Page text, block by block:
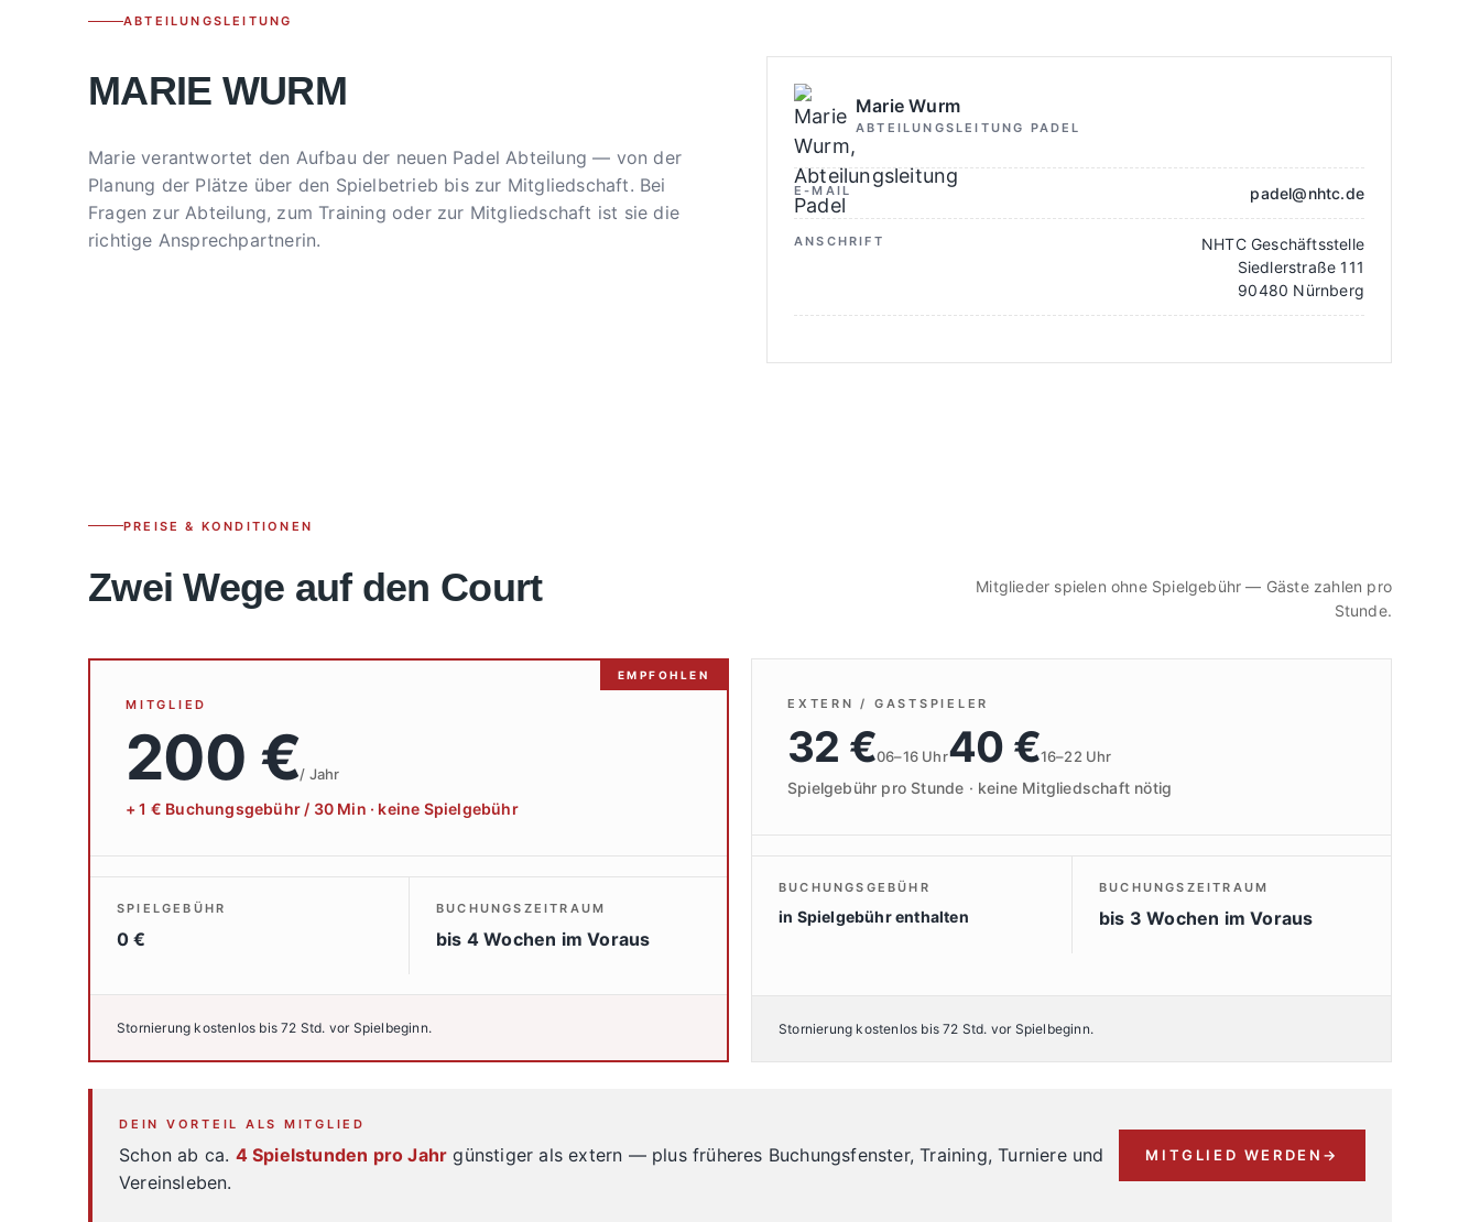
ABTEILUNGSLEITUNG
MARIE WURM
Marie verantwortet den Aufbau der neuen Padel Abteilung — von der
Planung der Plätze über den Spielbetrieb bis zur Mitgliedschaft. Bei
Fragen zur Abteilung, zum Training oder zur Mitgliedschaft ist sie die
richtige Ansprechpartnerin.
Marie Wurm
ABTEILUNGSLEITUNG PADEL
E-MAIL padel@nhtc.de
ANSCHRIFT
NHTC Geschäftsstelle
Siedlerstraße 111
90480 Nürnberg
PREISE & KONDITIONEN
Zwei Wege auf den Court
Mitglieder spielen ohne Spielgebühr — Gäste zahlen pro
Stunde.
EMPFOHLEN
MITGLIED
200 €/ Jahr
+ 1 € Buchungsgebühr / 30 Min · keine Spielgebühr
SPIELGEBÜHR
0 €
BUCHUNGSZEITRAUM
bis 4 Wochen im Voraus
Stornierung kostenlos bis 72 Std. vor Spielbeginn.
EXTERN / GASTSPIELER
32 €06–16 Uhr40 €16–22 Uhr
Spielgebühr pro Stunde · keine Mitgliedschaft nötig
BUCHUNGSGEBÜHR
in Spielgebühr enthalten
BUCHUNGSZEITRAUM
bis 3 Wochen im Voraus
Stornierung kostenlos bis 72 Std. vor Spielbeginn.
DEIN VORTEIL ALS MITGLIED
Schon ab ca. 4 Spielstunden pro Jahr günstiger als extern — plus früheres Buchungsfenster, Training, Turniere und
Vereinsleben.
MITGLIED WERDEN →